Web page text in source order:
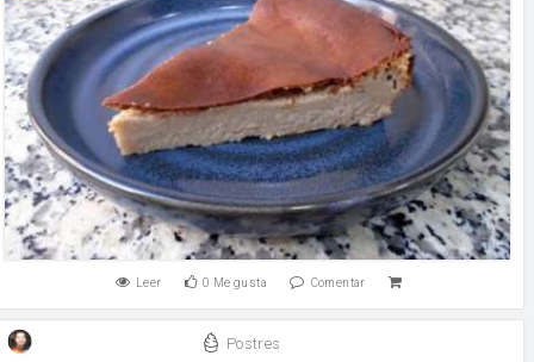
Leer 0 Me gusta Comentar
Postres